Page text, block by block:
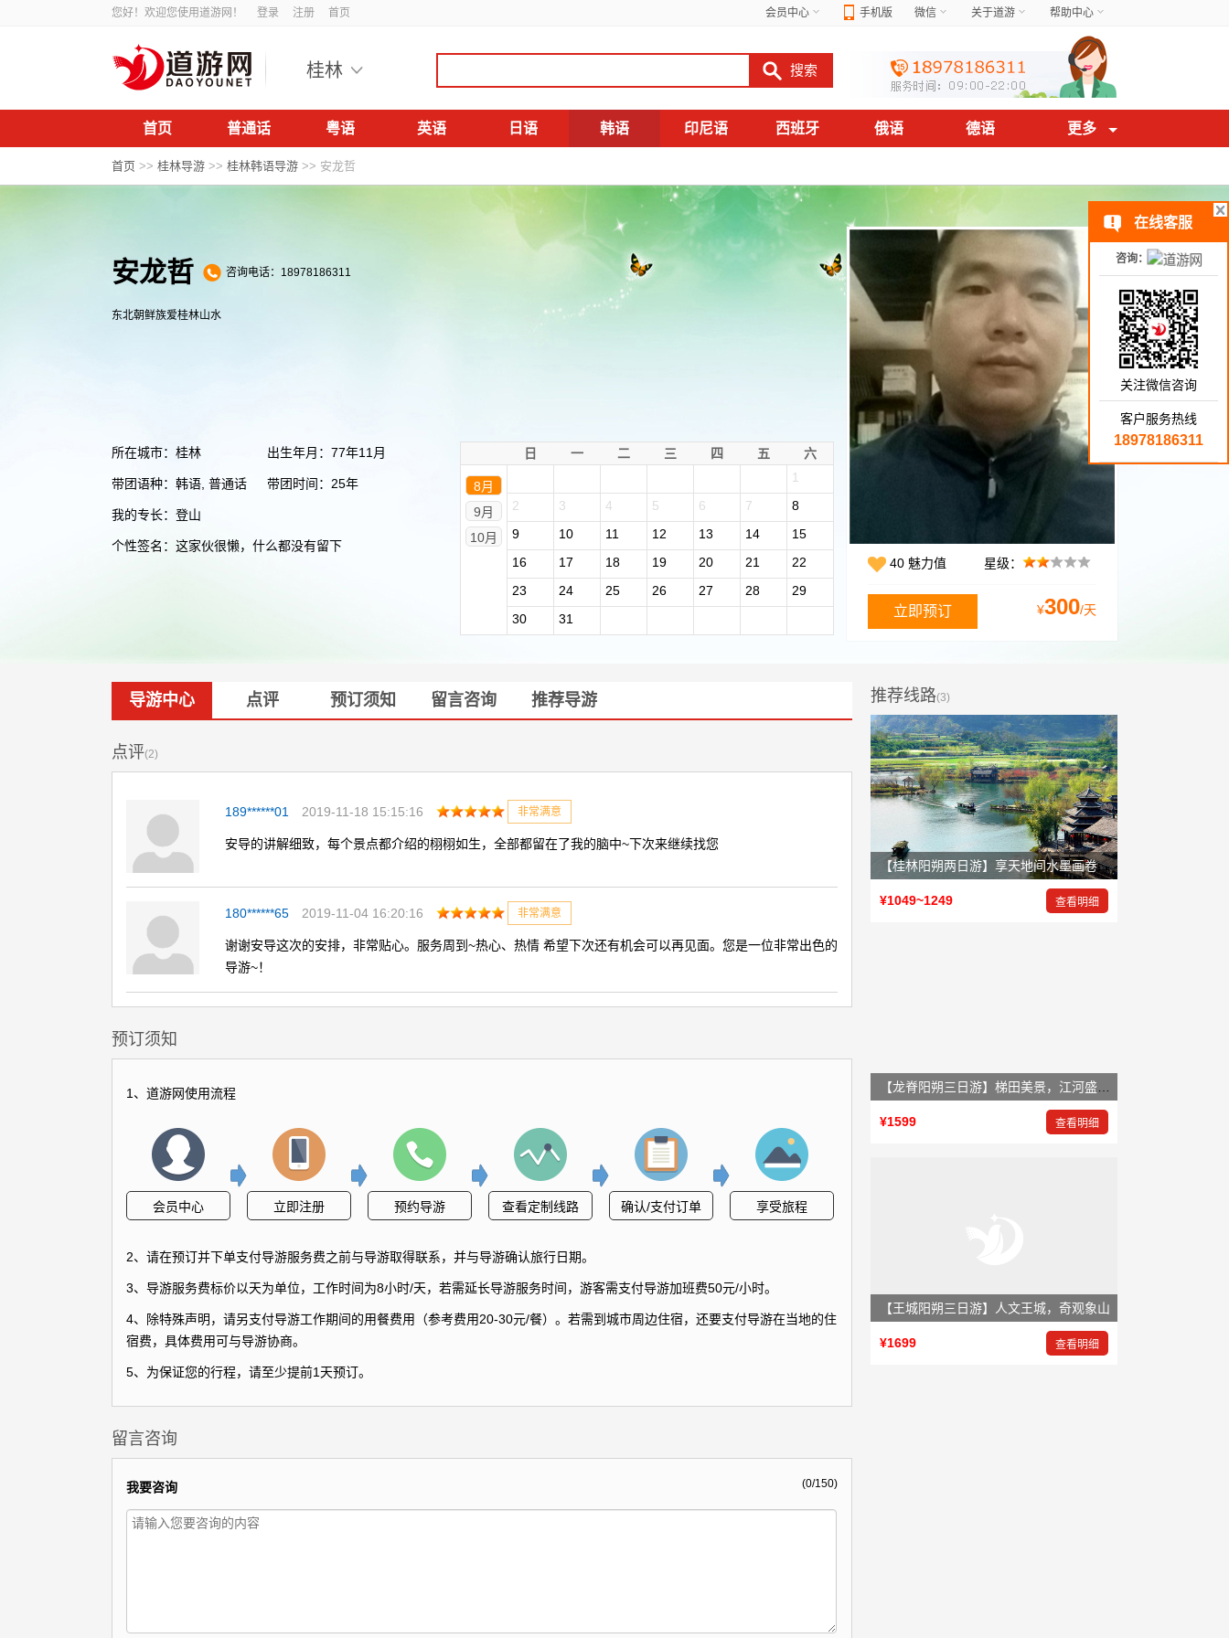
您好！欢迎您使用道游网！ 登录 注册 首页 会员中心 手机版 微信 关于道游 帮助中心
桂林
首页 普通话 粤语 英语 日语 韩语 印尼语 西班牙 俄语 德语 更多
首页 >> 桂林导游 >> 桂林韩语导游 >> 安龙哲
安龙哲 咨询电话：18978186311
东北朝鲜族爱桂林山水
所在城市：桂林 出生年月：77年11月
带团语种：韩语, 普通话 带团时间：25年
我的专长：登山
个性签名：这家伙很懒，什么都没有留下
日 一 二 三 四 五 六
8月
9月
10月
1
2
3 4 5 6 7
8
9
10 11 12 13 14
15
16
17 18 19 20 21
22
23
24 25 26 27 28
29
30
31
40 魅力值 星级：
¥300/天
导游中心 点评 预订须知 留言咨询 推荐导游
点评(2)
189******01 2019-11-18 15:15:16 非常满意
安导的讲解细致，每个景点都介绍的栩栩如生，全部都留在了我的脑中~下次来继续找您
180******65 2019-11-04 16:20:16 非常满意
谢谢安导这次的安排，非常贴心。服务周到~热心、热情 希望下次还有机会可以再见面。您是一位非常出色的
导游~！
预订须知
1、道游网使用流程
会员中心 立即注册 预约导游 查看定制线路 确认/支付订单 享受旅程
2、请在预订并下单支付导游服务费之前与导游取得联系，并与导游确认旅行日期。
3、导游服务费标价以天为单位，工作时间为8小时/天，若需延长导游服务时间，游客需支付导游加班费50元/小时。
4、除特殊声明，请另支付导游工作期间的用餐费用（参考费用20-30元/餐）。若需到城市周边住宿，还要支付导游在当地的住
宿费，具体费用可与导游协商。
5、为保证您的行程，请至少提前1天预订。
留言咨询
(0/150)
我要咨询
推荐线路(3)
【桂林阳朔两日游】享天地间水墨画卷，赏大自然鬼斧神工
查看明细
¥1049~1249
查看明细
¥1599
【王城阳朔三日游】人文王城，奇观象山
查看明细
¥1699
在线客服
咨询：
关注微信咨询
客户服务热线
18978186311